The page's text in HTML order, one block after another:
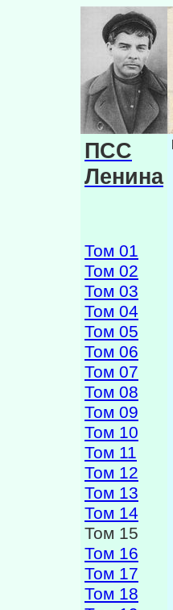
ПСС
Ленина
Том 01
Том 02
Том 03
Том 04
Том 05
Том 06
Том 07
Том 08
Том 09
Том 10
Том 11
Том 12
Том 13
Том 14
Том 15
Том 16
Том 17
Том 18